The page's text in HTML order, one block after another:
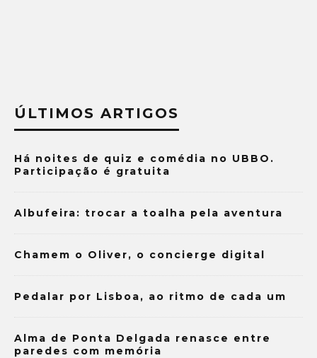
ÚLTIMOS ARTIGOS
Há noites de quiz e comédia no UBBO.
Participação é gratuita
Albufeira: trocar a toalha pela aventura
Chamem o Oliver, o concierge digital
Pedalar por Lisboa, ao ritmo de cada um
Alma de Ponta Delgada renasce entre
paredes com memória